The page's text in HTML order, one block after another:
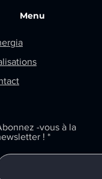
Menu
-vous à la
!